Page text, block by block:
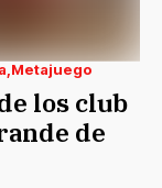
Metajuego
los club
de